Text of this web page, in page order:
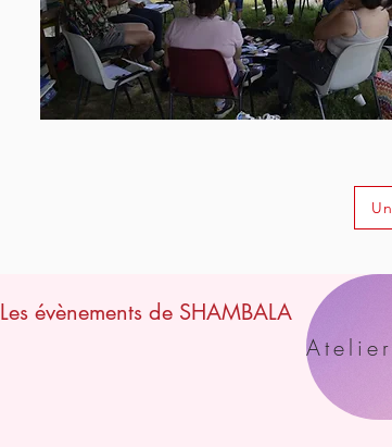
Les évènements de SHAMBALA